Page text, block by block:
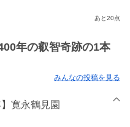
あと20点
年の叡智奇跡の1本
みんなの投稿を見る
寛永鶴見園